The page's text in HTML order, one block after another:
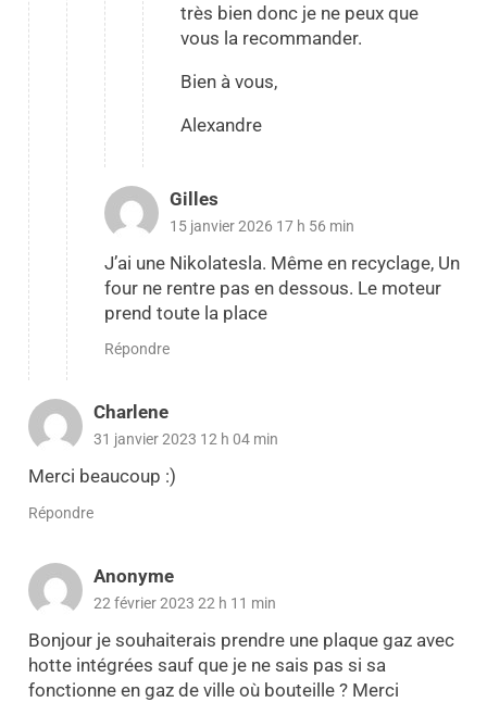
très bien donc je ne peux que
vous la recommander.
Bien à vous,
Alexandre
Gilles
15 janvier 2026 17 h 56 min
J’ai une Nikolatesla. Même en recyclage, Un
four ne rentre pas en dessous. Le moteur
prend toute la place
Répondre
Charlene
31 janvier 2023 12 h 04 min
Merci beaucoup :)
Répondre
Anonyme
22 février 2023 22 h 11 min
Bonjour je souhaiterais prendre une plaque gaz avec
hotte intégrées sauf que je ne sais pas si sa
fonctionne en gaz de ville où bouteille ? Merci